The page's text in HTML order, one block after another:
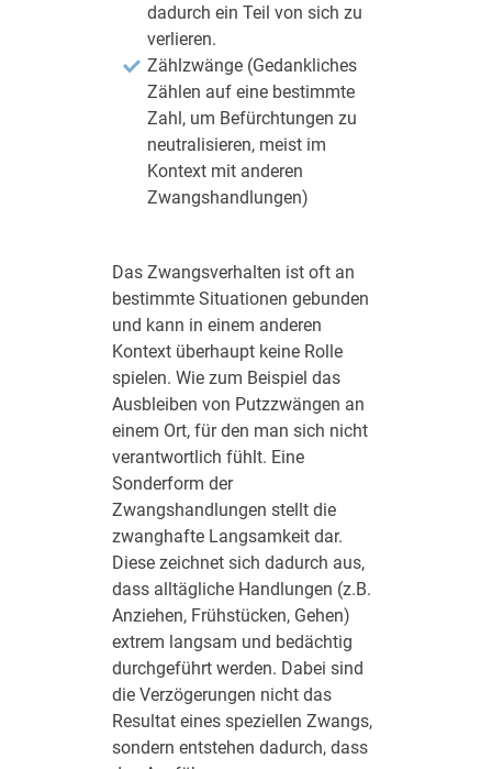
dadurch ein Teil von sich zu
verlieren.
Zählzwänge (Gedankliches
Zählen auf eine bestimmte
Zahl, um Befürchtungen zu
neutralisieren, meist im
Kontext mit anderen
Zwangshandlungen)
Das Zwangsverhalten ist oft an
bestimmte Situationen gebunden
und kann in einem anderen
Kontext überhaupt keine Rolle
spielen. Wie zum Beispiel das
Ausbleiben von Putzzwängen an
einem Ort, für den man sich nicht
verantwortlich fühlt. Eine
Sonderform der
Zwangshandlungen stellt die
zwanghafte Langsamkeit dar.
Diese zeichnet sich dadurch aus,
dass alltägliche Handlungen (z.B.
Anziehen, Frühstücken, Gehen)
extrem langsam und bedächtig
durchgeführt werden. Dabei sind
die Verzögerungen nicht das
Resultat eines speziellen Zwangs,
sondern entstehen dadurch, dass